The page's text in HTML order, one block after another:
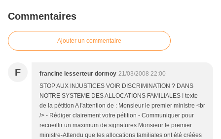
Commentaires
Ajouter un commentaire
F francine lesserteur dormoy 21/03/2008 22:00
STOP AUX INJUSTICES VOIR DISCRIMINATION ? DANS
NOTRE SYSTEME DES ALLOCATIONS FAMILIALES ! texte
de la pétition A l'attention de : Monsieur le premier ministre <br
/> - Rédiger clairement votre pétition - Communiquer pour
recueillir un maximum de signatures.Monsieur le premier
ministre-Attendu que les allocations familiales ont été créées